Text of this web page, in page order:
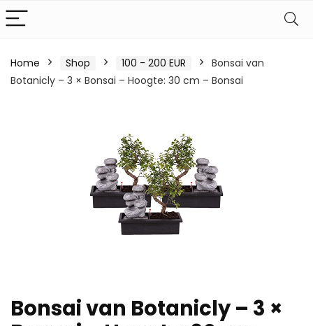
Home Shop 100 - 200 EUR
Bonsai van
Botanicly – 3 × Bonsai – Hoogte: 30 cm – Bonsai
Bonsai van Botanicly – 3 ×